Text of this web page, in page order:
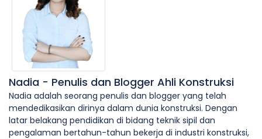
Nadia - Penulis dan Blogger Ahli Konstruksi
Nadia adalah seorang penulis dan blogger yang telah
mendedikasikan dirinya dalam dunia konstruksi. Dengan
latar belakang pendidikan di bidang teknik sipil dan
pengalaman bertahun-tahun bekerja di industri konstruksi,